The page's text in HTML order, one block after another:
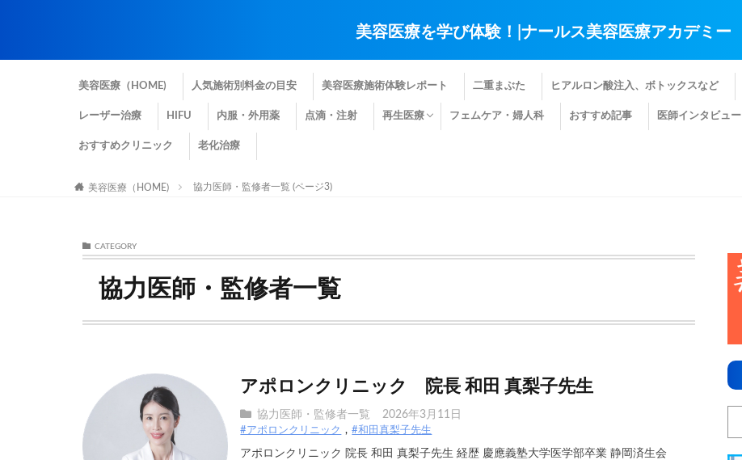
美容医療を学び体験！|ナールス美容医療アカデミー
美容医療（HOME) 人気施術別料金の目安 美容医療施術体験レポート 二重まぶた ヒアルロン酸注入、ボトックスなど
レーザー治療 HIFU 内服・外用薬 点滴・注射 再生医療 フェムケア・婦人科 おすすめ記事 医師インタビュー
おすすめクリニック 老化治療
美容医療（HOME) 協力医師・監修者一覧 (ページ3)
CATEGORY
協力医師・監修者一覧
アポロンクリニック 院長 和田 真梨子先生
協力医師・監修者一覧 2026年3月11日
#アポロンクリニック #和田真梨子先生
アポロンクリニック 院長 和田 真梨子先生 経歴 慶應義塾大学医学部卒業 静岡済生会